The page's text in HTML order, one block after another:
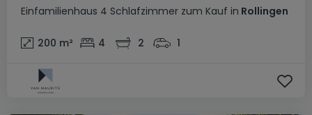
Einfamilienhaus 4 Schlafzimmer zum Kauf in Rollingen
200 m² 4 2 1